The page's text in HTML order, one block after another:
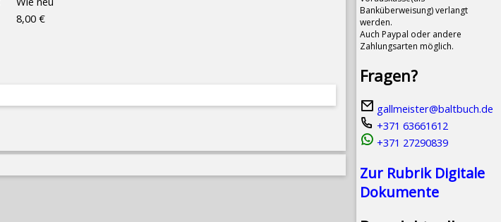
Banküberweisung) verlangt
werden.
Auch Paypal oder andere
Zahlungsarten möglich.
Fragen?
gallmeister@baltbuch.de
+371 63661612
+371 27290839
Zur Rubrik Digitale
Dokumente
8,00 €